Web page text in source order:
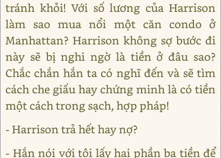
tránh khỏi! Với số lương của Harrison
làm sao mua nổi một căn condo ở
Manhattan? Harrison không sợ bước đi
này sẽ bị nghi ngờ là tiền ở đâu sao?
Chắc chắn hắn ta có nghĩ đến và sẽ tìm
cách che giấu hay chứng minh là có tiền
một cách trong sạch, hợp pháp!
- Harrison trả hết hay nợ?
- Hắn nói với tôi lấy hai phần ba tiền để